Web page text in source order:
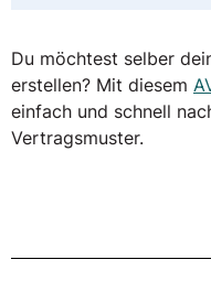
Du möchtest selber
erstellen? Mit diesem
einfach und schnell
Vertragsmuster.